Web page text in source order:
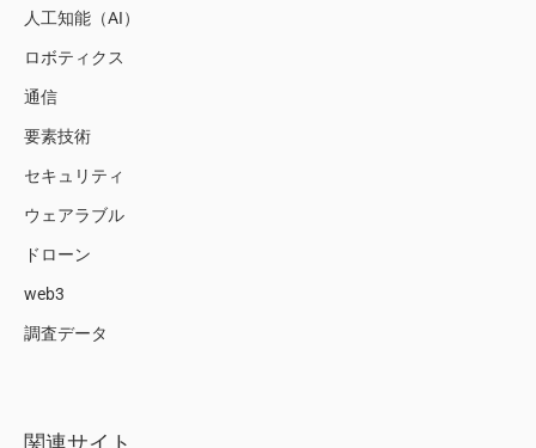
人工知能（AI）
ロボティクス
通信
要素技術
セキュリティ
ウェアラブル
ドローン
web3
調査データ